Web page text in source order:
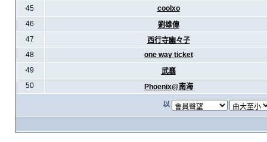
45
coolxo
46
劉雄偉
47
西行寺幽々子
48
one way ticket
49
武襄
50
Phoenix@南海
以